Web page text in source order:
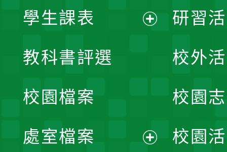
學生課表
單
教科書評選
校園檔案
處室檔案
研習
校外
校園
校園